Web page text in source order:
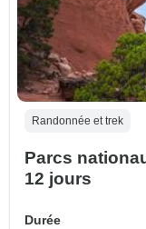
Randonnée et trek
Parcs
12 jours
Durée